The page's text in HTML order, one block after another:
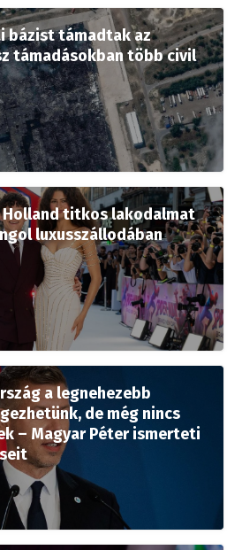
bázist támadtak az
támadásokban több civil
Holland titkos lakodalmat
luxusszállodában
a legnehezebb
de még nincs
– Magyar Péter ismerteti